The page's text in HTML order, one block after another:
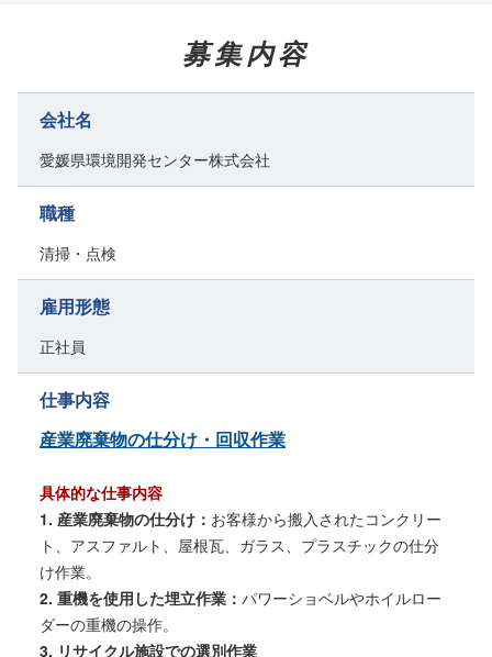
募集内容
会社名
愛媛県環境開発センター株式会社
職種
清掃・点検
雇用形態
正社員
仕事内容
産業廃棄物の仕分け・回収作業
具体的な仕事内容
1. 産業廃棄物の仕分け： お客様から搬入されたコンクリー
ト、アスファルト、屋根瓦、ガラス、プラスチックの仕分
け作業。
2. 重機を使用した埋立作業： パワーショベルやホイルロー
ダーの重機の操作。
3. リサイクル施設での選別作業